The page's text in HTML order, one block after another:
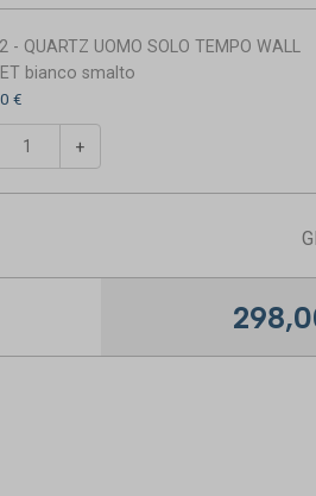
- QUARTZ UOMO SOLO TEMPO WALL
bianco smalto
€
+